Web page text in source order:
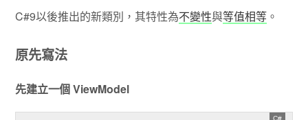
C#9以後推出的新類別，其特性為不變性與等值相等 。
原先寫法
先建立一個 ViewModel